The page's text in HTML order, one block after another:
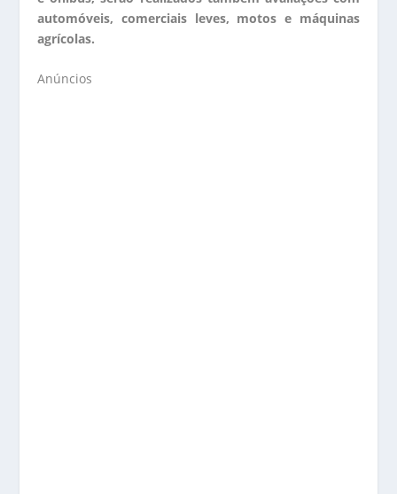
automóveis, comerciais leves, motos e máquinas
agrícolas.
Anúncios